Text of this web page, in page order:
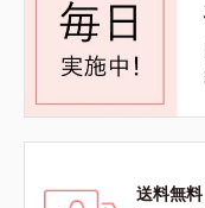
送料無料